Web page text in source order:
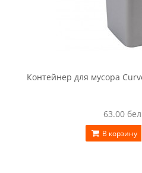
Контейнер для мусора
63.00
В корзину